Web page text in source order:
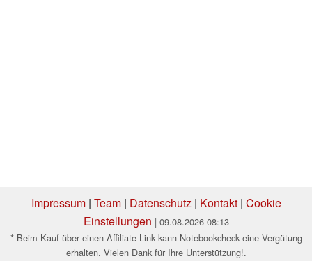
Impressum| Team| Datenschutz| Kontakt| Cookie
Einstellungen | 09.08.2026 08:13
* Beim Kauf über einen Affiliate-Link kann Notebookcheck eine Vergütung
erhalten. Vielen Dank für Ihre Unterstützung!.